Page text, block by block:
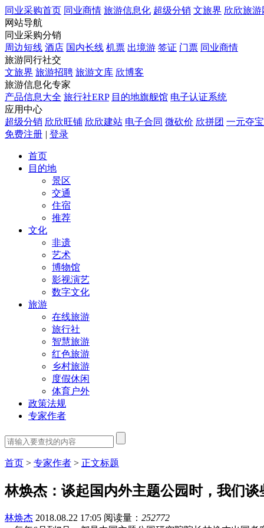
同业采购首页 同业商情 旅游信息化 超级分销 文旅界 欣欣旅游
网站导航
同业采购分销
周边短线 酒店 国内长线 机票 出境游 签证 门票 同业商情
旅游同行社交
文旅界 旅游招聘 旅游文库 欣博客
旅游信息化专家
产品信息大全 旅行社ERP 目的地旗舰馆 电子认证系统
应用中心
超级分销 欣欣旺铺 欣欣建站 电子合同 微砍价 欣拼团 一元夺宝
免费注册 | 登录
首页
目的地
景区
交通
住宿
推荐
文化
非遗
艺术
博物馆
影视演艺
数字文化
旅游
在线旅游
旅行社
智慧旅游
红色旅游
乡村旅游
度假休闲
体育户外
政策法规
专家作者
首页 > 专家作者 > 正文标题
林焕杰：谈起国内外主题公园时，我们谈
林焕杰 2018.08.22 17:05 阅读量： 252772